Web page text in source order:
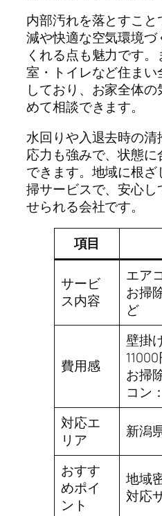
内部汚れを落とすこ
減や快適な空気環境
くれる点も魅力です
室・トイレなど住ま
しており、お家全体
めて相談できます。
水回りや入退去時の
応力も強みで、状態
できます。地域に根
掃サービスで、安心
せられる会社です。
項目
サービ
ス内容
エア
お掃
ど
費用感
壁掛
お掃
コン
対応エ
リア
新潟
おすす
めポイ
ント
地域
対応